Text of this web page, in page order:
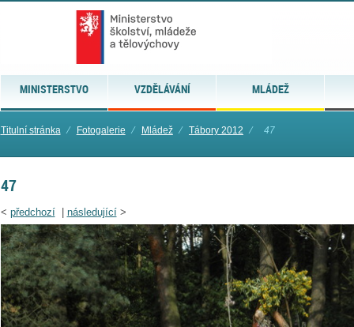
MINISTERSTVO VZDĚLÁVÁNÍ MLÁDEŽ
Titulní stránka ⁄ Fotogalerie ⁄ Mládež ⁄ Tábory 2012 ⁄ 47
47
< předchozí| následující>